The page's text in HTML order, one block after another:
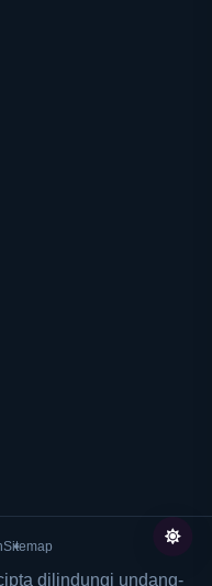
Sitemap
dilindungi undang-